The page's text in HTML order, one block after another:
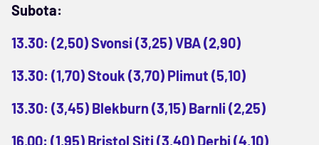
Subota:
13.30: (2,50) Svonsi (3,25) VBA (2,90)
13.30: (1,70) Stouk (3,70) Plimut (5,10)
13.30: (3,45) Blekburn (3,15) Barnli (2,25)
16.00: (1,95) Bristol Siti (3,40) Derbi (4,10)